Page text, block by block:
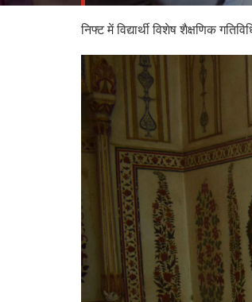
निफ्ट में विद्यार्थी विशेष शैक्षणिक